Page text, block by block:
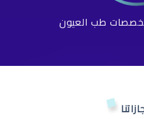
طب العيون